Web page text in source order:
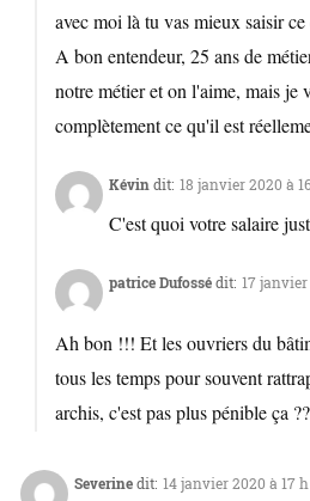
avec moi là tu vas mieux saisir
A bon entendeur, 25 ans de
notre métier et on l'aime, mais je
complètement ce qu'il est
Kévin dit: 18 janvier 2020 à
C'est quoi votre salaire
patrice Dufossé dit: 17
Ah bon !!! Et les ouvriers du
tous les temps pour souvent
archis, c'est pas plus pénible ça
Severinedit: 14 janvier 2020 à 17